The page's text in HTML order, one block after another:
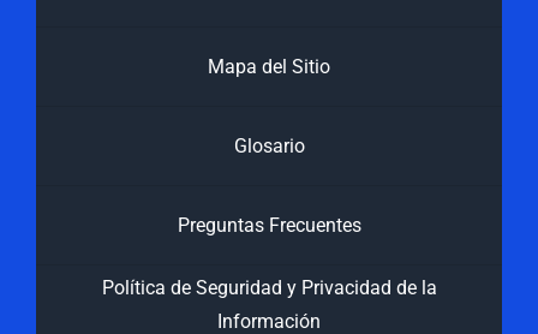
Mapa del Sitio
Glosario
Preguntas Frecuentes
Política de Seguridad y Privacidad de la
Información